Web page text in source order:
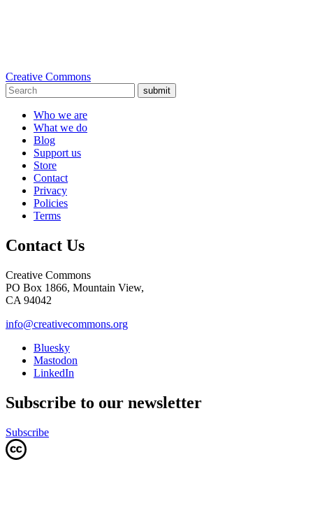
Creative Commons
submit
Who we are
What we do
Blog
Support us
Store
Contact
Privacy
Policies
Terms
Contact Us
Creative Commons
PO Box 1866, Mountain View,
CA 94042
info@creativecommons.org
Bluesky
Mastodon
LinkedIn
Subscribe to our newsletter
Subscribe